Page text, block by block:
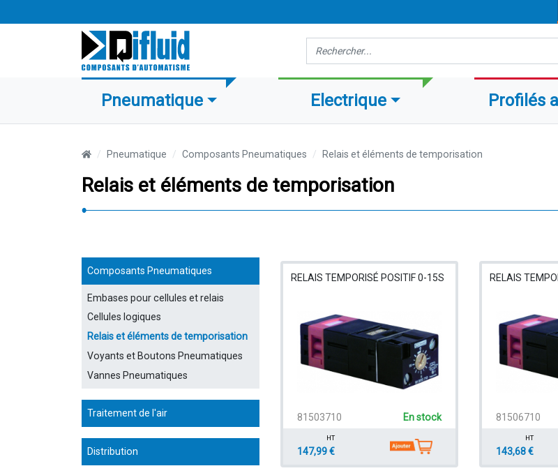
Recherche
Pneumatique Electrique Profilés
Pneumatique Composants Pneumatiques Relais et éléments de temporisation
Relais et éléments de temporisation
Composants Pneumatiques
Embases pour cellules et relais
Cellules logiques
Relais et éléments de temporisation
Voyants et Boutons Pneumatiques
Vannes Pneumatiques
Traitement de l'air
Distribution
RELAIS TEMPORISÉ POSITIF 0-15S
81503710 En stock
HT
147,99 €
RELAIS
81506710
HT
143,68 €